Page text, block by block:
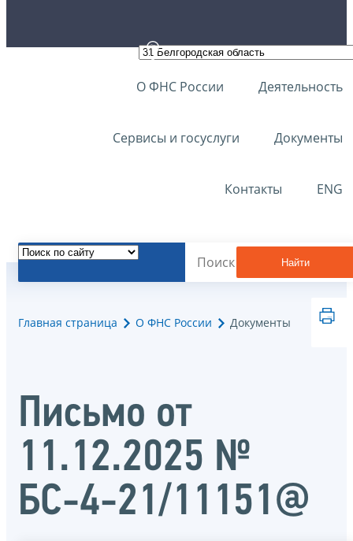
О ФНС России Деятельность
Сервисы и госуслуги Документы
Контакты ENG
Найти
Главная страница О ФНС России Документы
Письмо от
11.12.2025 №
БС-4-21/11151@